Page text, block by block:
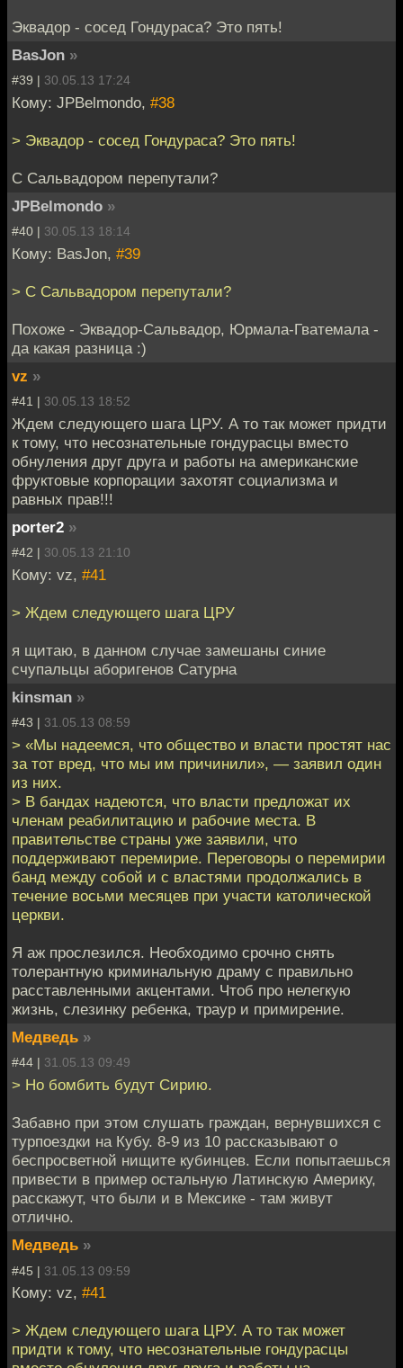
Эквадор - сосед Гондураса? Это пять!
BasJon »
#39 | 30.05.13 17:24
Кому: JPBelmondo, #38
> Эквадор - сосед Гондураса? Это пять!
С Сальвадором перепутали?
JPBelmondo »
#40 | 30.05.13 18:14
Кому: BasJon, #39
> С Сальвадором перепутали?
Похоже - Эквадор-Сальвадор, Юрмала-Гватемала -
да какая разница :)
vz »
#41 | 30.05.13 18:52
Ждем следующего шага ЦРУ. А то так может придти
к тому, что несознательные гондурасцы вместо
обнуления друг друга и работы на американские
фруктовые корпорации захотят социализма и
равных прав!!!
porter2 »
#42 | 30.05.13 21:10
Кому: vz, #41
> Ждем следующего шага ЦРУ
я щитаю, в данном случае замешаны синие
счупальцы аборигенов Сатурна
kinsman »
#43 | 31.05.13 08:59
> «Мы надеемся, что общество и власти простят нас
за тот вред, что мы им причинили», — заявил один
из них.
> В бандах надеются, что власти предложат их
членам реабилитацию и рабочие места. В
правительстве страны уже заявили, что
поддерживают перемирие. Переговоры о перемирии
банд между собой и с властями продолжались в
течение восьми месяцев при участи католической
церкви.
Я аж прослезился. Необходимо срочно снять
толерантную криминальную драму с правильно
расставленными акцентами. Чтоб про нелегкую
жизнь, слезинку ребенка, траур и примирение.
Медведь »
#44 | 31.05.13 09:49
> Но бомбить будут Сирию.
Забавно при этом слушать граждан, вернувшихся с
турпоездки на Кубу. 8-9 из 10 рассказывают о
беспросветной нищите кубинцев. Если попытаешься
привести в пример остальную Латинскую Америку,
расскажут, что были и в Мексике - там живут
отлично.
Медведь »
#45 | 31.05.13 09:59
Кому: vz, #41
> Ждем следующего шага ЦРУ. А то так может
придти к тому, что несознательные гондурасцы